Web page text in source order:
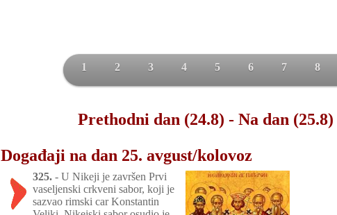
1 2 3 4 5 6 7 8
Prethodni dan (24.8) - Na dan (25.8)
Događaji na dan 25. avgust/kolovoz
325. - U Nikeji je završen Prvi
vaseljenski crkveni sabor, koji je
sazvao rimski car Konstantin